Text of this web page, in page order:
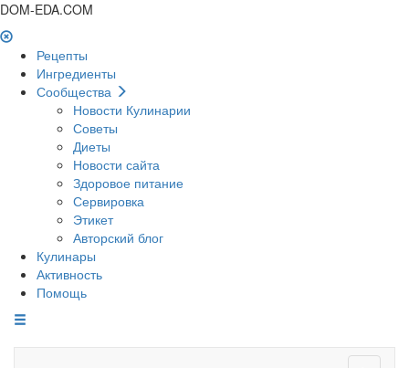
DOM-EDA.COM
Рецепты
Ингредиенты
Сообщества
Новости Кулинарии
Советы
Диеты
Новости сайта
Здоровое питание
Сервировка
Этикет
Авторский блог
Кулинары
Активность
Помощь